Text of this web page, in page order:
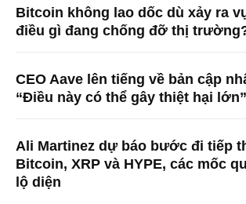
Bitcoin không lao dốc dù xảy ra
điều gì đang chống đỡ thị
CEO Aave lên tiếng về bản cập
“Điều này có thể gây thiệt hại lớn”
Ali Martinez dự báo bước đi tiếp
Bitcoin, XRP và HYPE, các mốc
lộ diện